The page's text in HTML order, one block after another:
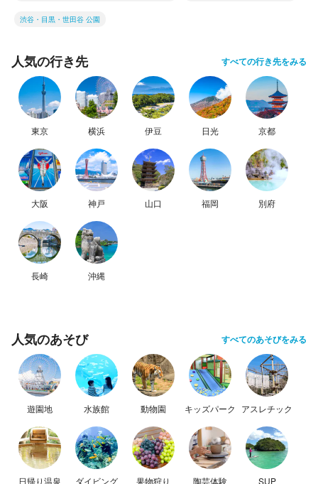
渋谷・目黒・世田谷 公園
人気の行き先 すべての行き先をみる
東京 横浜 伊豆 日光 京都
大阪 神戸 山口 福岡 別府
長崎 沖縄
人気のあそび すべてのあそびをみる
遊園地 水族館 動物園 キッズパーク アスレチック
日帰り温泉 ダイビング 果物狩り 陶芸体験 SUP